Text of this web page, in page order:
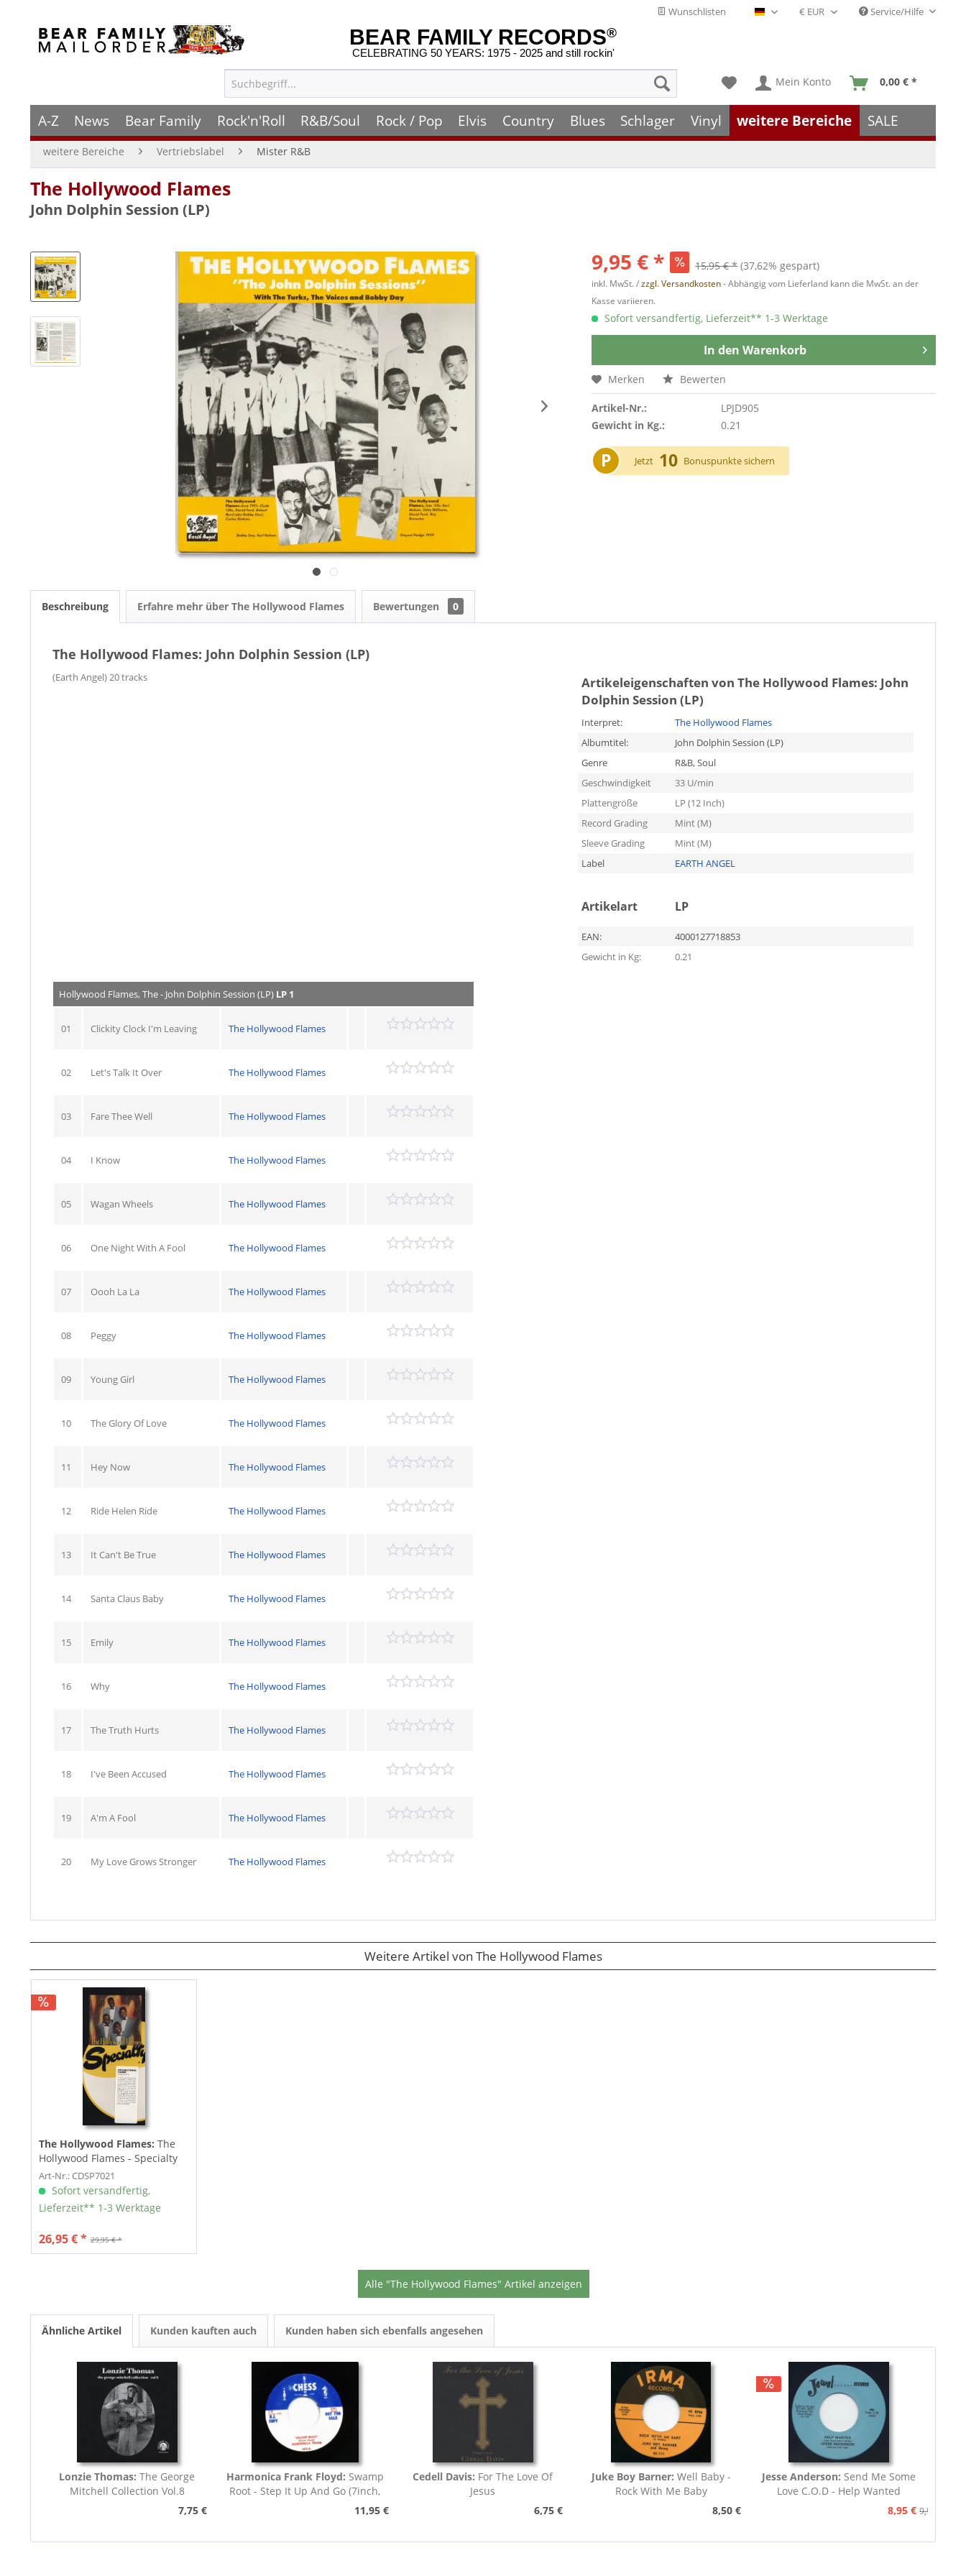
Wunschlisten Deutsch - DE Service/Hilfe
BEAR FAMILY RECORDS®
CELEBRATING 50 YEARS: 1975 - 2025 and still rockin'
Mein Konto 0,00 € *
A-Z News Bear Family Rock'n'Roll R&B/Soul Rock / Pop Elvis Country Blues Schlager Vinyl weitere Bereiche SALE
weitere Bereiche Vertriebslabel Mister R&B
The Hollywood Flames
John Dolphin Session (LP)
9,95 € * 15,95 € * (37,62% gespart)
inkl. MwSt. /zzgl. Versandkosten- Abhängig vom Lieferland kann die MwSt. an der
Kasse variieren.
Sofort versandfertig, Lieferzeit** 1-3 Werktage
In den Warenkorb
Merken Bewerten
Artikel-Nr.:
LPJD905
Gewicht in Kg.:
0.21
P Jetzt 10 Bonuspunkte sichern
Beschreibung Erfahre mehr über The Hollywood Flames Bewertungen 0
The Hollywood Flames: John Dolphin Session (LP)
(Earth Angel) 20 tracks Artikeleigenschaften von The Hollywood Flames: John
Dolphin Session (LP)
Interpret:
The Hollywood Flames
Albumtitel:
John Dolphin Session (LP)
Genre
R&B, Soul
Geschwindigkeit
33 U/min
Plattengröße
LP (12 Inch)
Record Grading
Mint (M)
Sleeve Grading
Mint (M)
Label
EARTH ANGEL
Artikelart LP
EAN:
4000127718853
Gewicht in Kg:
0.21
Hollywood Flames, The - John Dolphin Session (LP) LP 1
01 Clickity Clock I'm Leaving The Hollywood Flames
02 Let's Talk It Over The Hollywood Flames
03 Fare Thee Well The Hollywood Flames
04 I Know The Hollywood Flames
05 Wagan Wheels The Hollywood Flames
06 One Night With A Fool The Hollywood Flames
07 Oooh La La The Hollywood Flames
08 Peggy The Hollywood Flames
09 Young Girl The Hollywood Flames
10 The Glory Of Love The Hollywood Flames
11 Hey Now The Hollywood Flames
12 Ride Helen Ride The Hollywood Flames
13 It Can't Be True The Hollywood Flames
14 Santa Claus Baby The Hollywood Flames
15 Emily The Hollywood Flames
16 Why The Hollywood Flames
17 The Truth Hurts The Hollywood Flames
18 I've Been Accused The Hollywood Flames
19 A'm A Fool The Hollywood Flames
20 My Love Grows Stronger The Hollywood Flames
Weitere Artikel von The Hollywood Flames
The Hollywood Flames: The
Hollywood Flames - Specialty
(CD)
Art-Nr.: CDSP7021
Sofort versandfertig,
Lieferzeit** 1-3 Werktage
29,95 € *
26,95 € *
Alle "The Hollywood Flames" Artikel anzeigen
Ähnliche Artikel Kunden kauften auch Kunden haben sich ebenfalls angesehen
Lonzie Thomas:The George
Mitchell Collection Vol.8
7,75 €
Harmonica Frank Floyd: Swamp
Root - Step It Up And Go (7inch,
11,95 €
Cedell Davis: For The Love Of
Jesus
6,75 €
Juke Boy Barner: Well Baby -
Rock With Me Baby
8,50 €
Jesse Anderson: Send Me Some
Love C.O.D - Help Wanted
8,95 € 9,95 €